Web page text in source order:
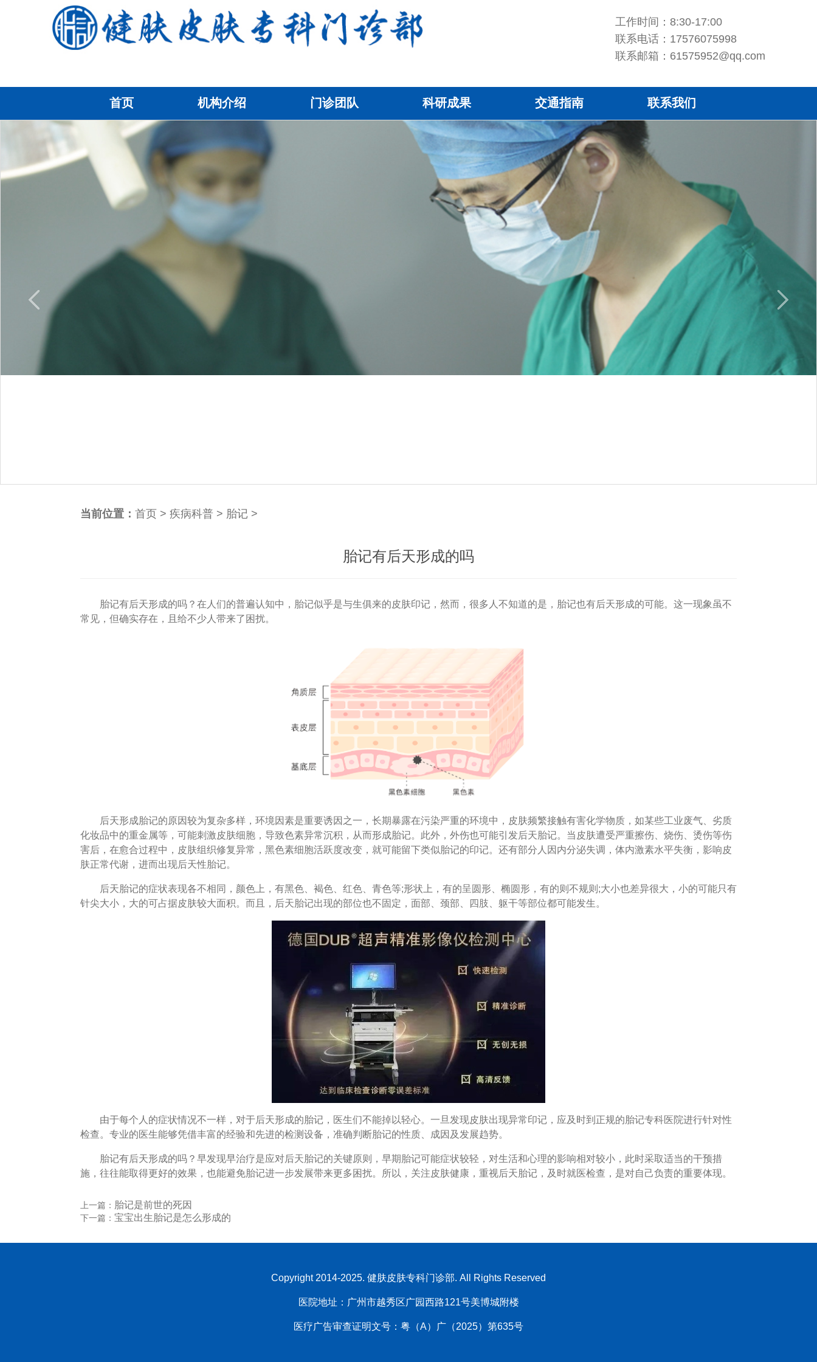
工作时间：8:30-17:00
联系电话：17576075998
联系邮箱：61575952@qq.com
首页 机构介绍 门诊团队 科研成果 交通指南 联系我们
当前位置： 首页 > 疾病科普 > 胎记 >
胎记有后天形成的吗
胎记有后天形成的吗？在人们的普遍认知中，胎记似乎是与生俱来的皮肤印记，然而，很多人不知道的是，胎记也有后天形成的可能。这一现象虽不
常见，但确实存在，且给不少人带来了困扰。
后天形成胎记的原因较为复杂多样，环境因素是重要诱因之一，长期暴露在污染严重的环境中，皮肤频繁接触有害化学物质，如某些工业废气、劣质
化妆品中的重金属等，可能刺激皮肤细胞，导致色素异常沉积，从而形成胎记。此外，外伤也可能引发后天胎记。当皮肤遭受严重擦伤、烧伤、烫伤等伤
害后，在愈合过程中，皮肤组织修复异常，黑色素细胞活跃度改变，就可能留下类似胎记的印记。还有部分人因内分泌失调，体内激素水平失衡，影响皮
肤正常代谢，进而出现后天性胎记。
后天胎记的症状表现各不相同，颜色上，有黑色、褐色、红色、青色等;形状上，有的呈圆形、椭圆形，有的则不规则;大小也差异很大，小的可能只有
针尖大小，大的可占据皮肤较大面积。而且，后天胎记出现的部位也不固定，面部、颈部、四肢、躯干等部位都可能发生。
由于每个人的症状情况不一样，对于后天形成的胎记，医生们不能掉以轻心。一旦发现皮肤出现异常印记，应及时到正规的胎记专科医院进行针对性
检查。专业的医生能够凭借丰富的经验和先进的检测设备，准确判断胎记的性质、成因及发展趋势。
胎记有后天形成的吗？早发现早治疗是应对后天胎记的关键原则，早期胎记可能症状较轻，对生活和心理的影响相对较小，此时采取适当的干预措
施，往往能取得更好的效果，也能避免胎记进一步发展带来更多困扰。所以，关注皮肤健康，重视后天胎记，及时就医检查，是对自己负责的重要体现。
上一篇： 胎记是前世的死因
下一篇： 宝宝出生胎记是怎么形成的
Copyright 2014-2025. 健肤皮肤专科门诊部. All Rights Reserved
医院地址：广州市越秀区广园西路121号美博城附楼
医疗广告审查证明文号：粤（A）广（2025）第635号